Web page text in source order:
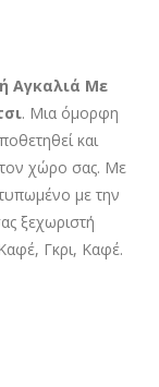
Αγκαλιά Με
. Μια όμορφη
και
τον χώρο σας. Με
με την
ξεχωριστή
Γκρι, Καφέ.